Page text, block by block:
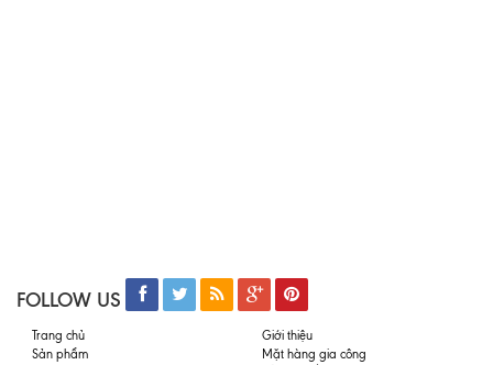
FOLLOW US
Trang chủ
Giới thiệu
Sản phẩm
Mặt hàng gia công